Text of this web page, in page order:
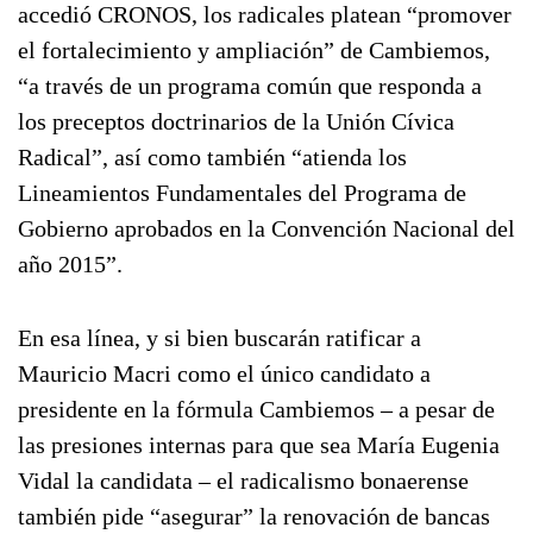
accedió CRONOS, los radicales platean “promover
el fortalecimiento y ampliación” de Cambiemos,
“a través de un programa común que responda a
los preceptos doctrinarios de la Unión Cívica
Radical”, así como también “atienda los
Lineamientos Fundamentales del Programa de
Gobierno aprobados en la Convención Nacional del
año 2015”.
En esa línea, y si bien buscarán ratificar a
Mauricio Macri como el único candidato a
presidente en la fórmula Cambiemos – a pesar de
las presiones internas para que sea María Eugenia
Vidal la candidata – el radicalismo bonaerense
también pide “asegurar” la renovación de bancas